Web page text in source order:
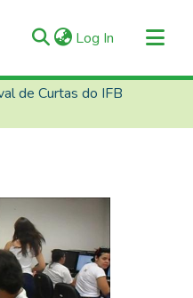
Log In (current)
de Curtas do IFB